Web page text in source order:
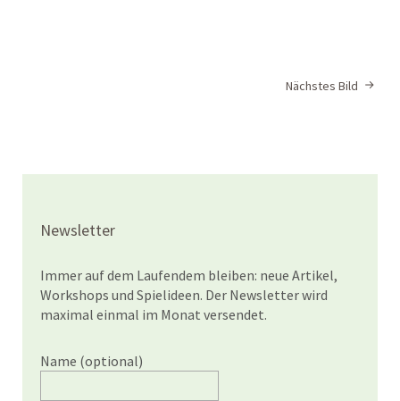
Nächstes Bild
Newsletter
Immer auf dem Laufendem bleiben: neue Artikel,
Workshops und Spielideen. Der Newsletter wird
maximal einmal im Monat versendet.
Name (optional)